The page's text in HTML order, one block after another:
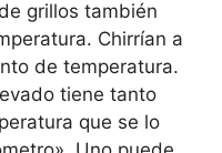
grillos también
Chirrían a
de temperatura.
tiene tanto
que se lo